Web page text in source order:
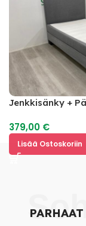
Jenkkisänky +
379,00 €
Lisää Ostoskoriin
PARHAAT